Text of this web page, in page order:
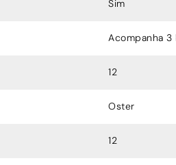
Sim
Acompanha
12
Oster
12